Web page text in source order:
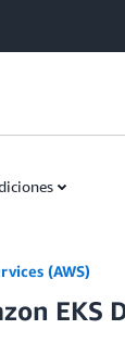
(AWS)
EKS